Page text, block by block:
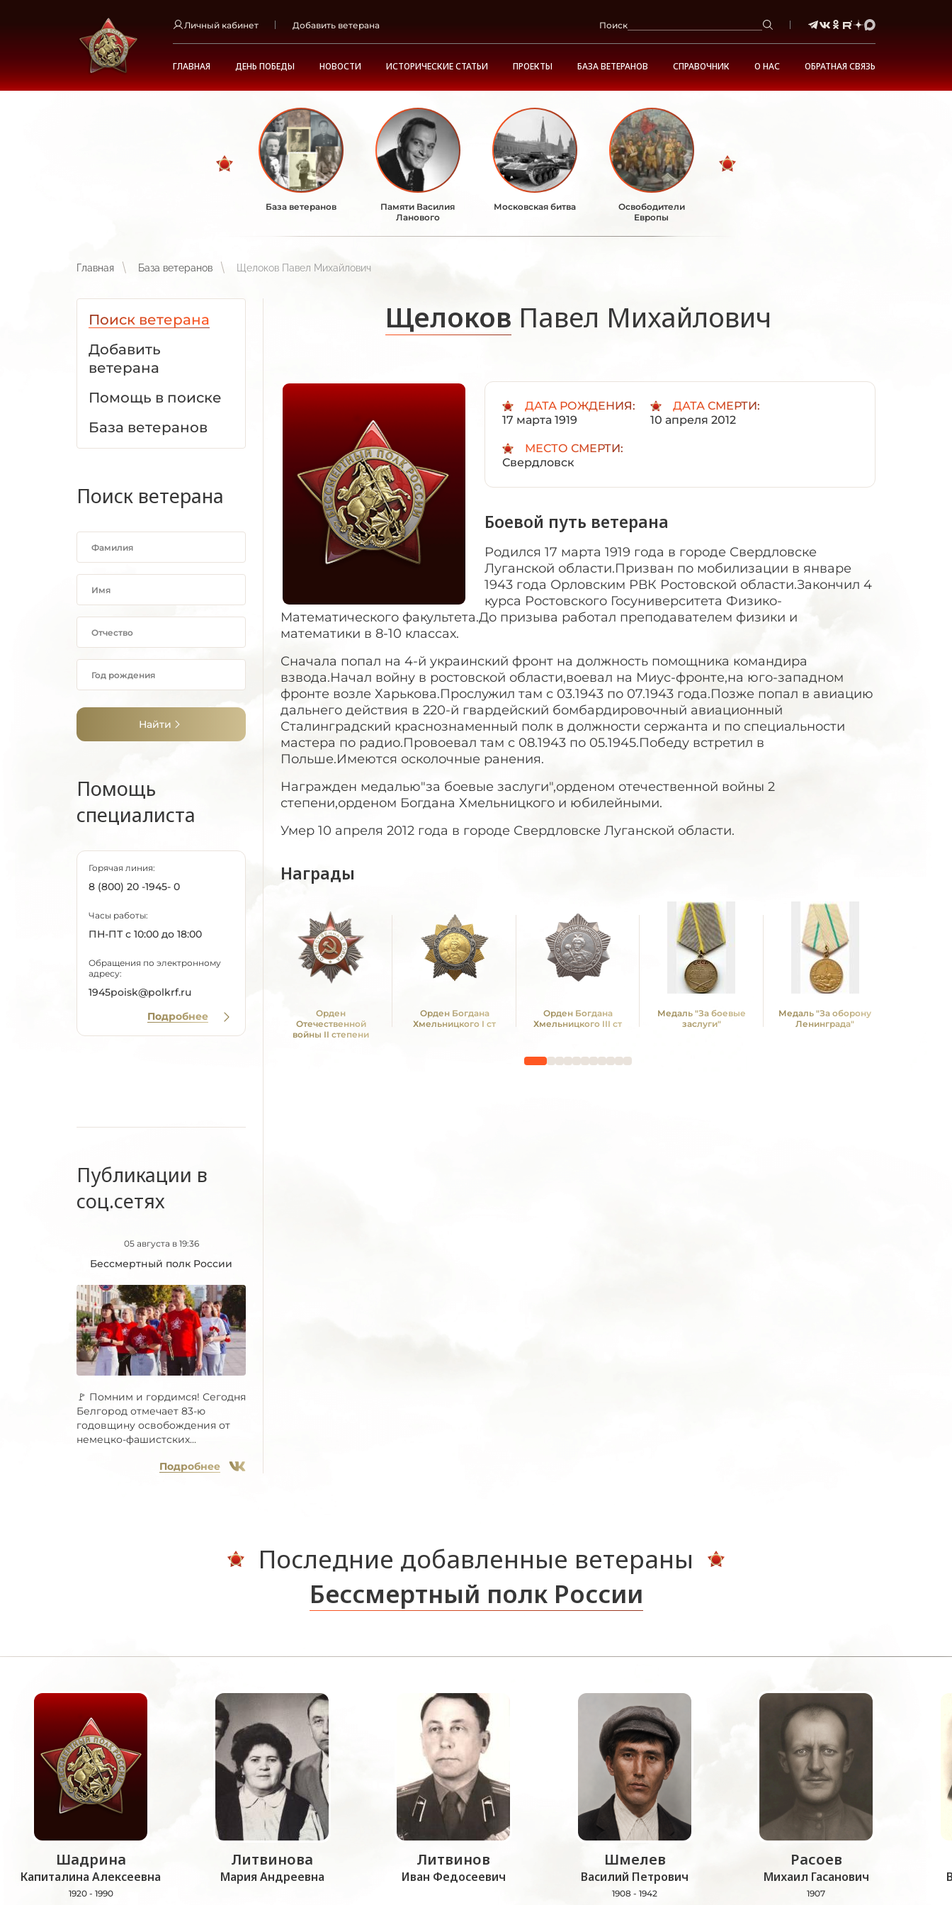
Личный кабинет Добавить ветерана Поиск
ГЛАВНАЯ ДЕНЬ ПОБЕДЫ НОВОСТИ ИСТОРИЧЕСКИЕ СТАТЬИ ПРОЕКТЫ БАЗА ВЕТЕРАНОВ СПРАВОЧНИК О НАС ОБРАТНАЯ СВЯЗЬ
База ветеранов
Памяти Василия
Ланового
Московская битва
Освободители
Европы
Главная База ветеранов Щелоков Павел Михайлович
Поиск ветерана
Добавить
ветерана
Помощь в поиске
База ветеранов
Поиск ветерана
Найти
Помощь
специалиста
Горячая линия:
8 (800) 20 -1945- 0
Часы работы:
ПН-ПТ с 10:00 до 18:00
Обращения по электронному
адресу:
1945poisk@polkrf.ru
Подробнее
Публикации в
соц.сетях
05 августа в 19:36
Бессмертный полк России
🚩 Помним и гордимся! Сегодня
Белгород отмечает 83-ю
годовщину освобождения от
немецко-фашистских...
Подробнее
Щелоков Павел Михайлович
ДАТА РОЖДЕНИЯ:
17 марта 1919
ДАТА СМЕРТИ:
10 апреля 2012
МЕСТО СМЕРТИ:
Свердловск
Боевой путь ветерана
Родился 17 марта 1919 года в городе Свердловске
Луганской области.Призван по мобилизации в январе
1943 года Орловским РВК Ростовской области.Закончил 4
курса Ростовского Госуниверситета Физико-
Математического факультета.До призыва работал преподавателем физики и
математики в 8-10 классах.
Сначала попал на 4-й украинский фронт на должность помощника командира
взвода.Начал войну в ростовской области,воевал на Миус-фронте,на юго-западном
фронте возле Харькова.Прослужил там с 03.1943 по 07.1943 года.Позже попал в авиацию
дальнего действия в 220-й гвардейский бомбардировочный авиационный
Сталинградский краснознаменный полк в должности сержанта и по специальности
мастера по радио.Провоевал там с 08.1943 по 05.1945.Победу встретил в
Польше.Имеются осколочные ранения.
Награжден медалью"за боевые заслуги",орденом отечественной войны 2
степени,орденом Богдана Хмельницкого и юбилейными.
Умер 10 апреля 2012 года в городе Свердловске Луганской области.
Награды
Орден
Отечественной
войны II степени
Орден Богдана
Хмельницкого I ст
Орден Богдана
Хмельницкого III ст
Медаль "За боевые
заслуги"
Медаль "За оборону
Ленинграда"
Последние добавленные ветераны
Бессмертный полк России
Шадрина
Капиталина Алексеевна
1920 - 1990
Литвинова
Мария Андреевна
Литвинов
Иван Федосеевич
Шмелев
Василий Петрович
1908 - 1942
Расоев
Михаил Гасанович
1907